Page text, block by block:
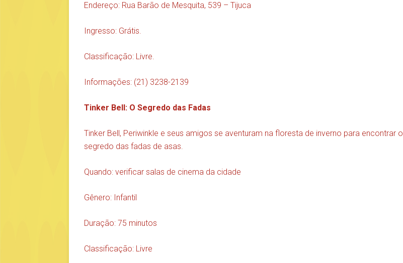
Endereço: Rua Barão de Mesquita, 539 – Tijuca
Ingresso: Grátis.
Classificação: Livre.
Informações: (21) 3238-2139
Tinker Bell: O Segredo das Fadas
Tinker Bell, Periwinkle e seus amigos se aventuram na floresta de inverno para encontrar o
segredo das fadas de asas.
Quando: verificar salas de cinema da cidade
Gênero: Infantil
Duração: 75 minutos
Classificação: Livre